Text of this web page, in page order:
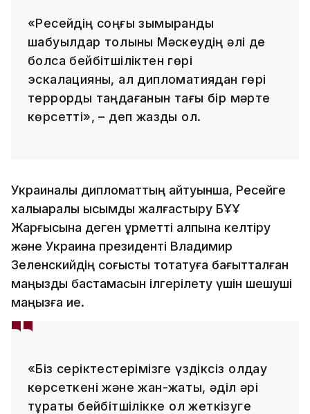
«Ресейдің соңғы зымырандық
шабуылдар толқыны Мәскеудің әлі де
болса бейбітшіліктен гөрі
эскалацияны, ал дипломатиядан гөрі
террорды таңдағанын тағы бір мәрте
көрсетті», – деп жазды ол.
Украиналық дипломаттың айтуынша, Ресейге
халықаралық қысымды жалғастыру БҰҰ
Жарғысына деген құрметті қалпына келтіру
және Украина президенті Владимир
Зеленскийдің соғысты тоқтатуға бағытталған
маңызды бастамасын ілгерілету үшін шешуші
маңызға ие.
«Біз серіктестерімізге үздіксіз қолдау
көрсеткені және жан-жақты, әділ әрі
тұрақты бейбітшілікке қол жеткізуге